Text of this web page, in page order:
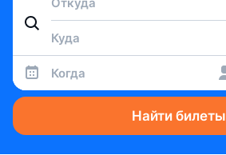
Когда
Найти билеты